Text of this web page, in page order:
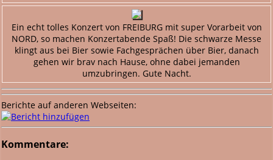
Ein echt tolles Konzert von FREIBURG mit super Vorarbeit von
NORD, so machen Konzertabende Spaß! Die schwarze Messe
klingt aus bei Bier sowie Fachgesprächen über Bier, danach
gehen wir brav nach Hause, ohne dabei jemanden
umzubringen. Gute Nacht.
Berichte auf anderen Webseiten:
Kommentare: